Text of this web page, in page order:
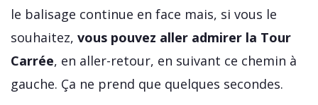
le balisage continue en face mais, si vous le
souhaitez, vous pouvez aller admirer la Tour
Carrée, en aller-retour, en suivant ce chemin à
gauche. Ça ne prend que quelques secondes.